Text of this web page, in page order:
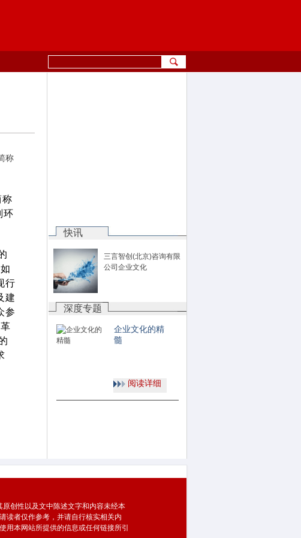
称
称
环
行
建
参
快讯
三言智创(北京)咨询有限
公司企业文化
深度专题
企业文化的精
髓
阅读详细
创性以及文中陈述文字和内容未经本
读者仅作参考，并请自行核实相关内
本网站所提供的信息或任何链接所引